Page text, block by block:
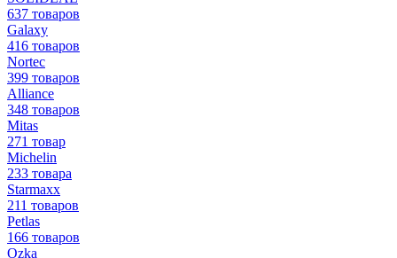
637 товаров
Galaxy
416 товаров
Nortec
399 товаров
Alliance
348 товаров
Mitas
271 товар
Michelin
233 товара
Starmaxx
211 товаров
Petlas
166 товаров
Ozka